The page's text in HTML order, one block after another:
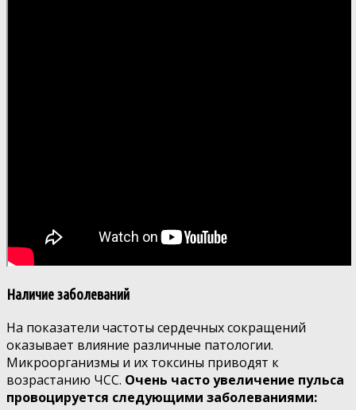
Наличие заболеваний
На показатели частоты сердечных сокращений
оказывает влияние различные патологии.
Микроорганизмы и их токсины приводят к
возрастанию ЧСС. Очень часто увеличение пульса
провоцируется следующими заболеваниями: